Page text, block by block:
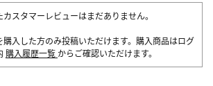
スタマーレビューはまだありません。
購入した方のみ投稿いただけます。購入商品はログ
購入履歴一覧 からご確認いただけます。